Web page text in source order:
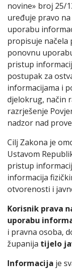
novine» broj 25/
uređuje pravo
uporabu
propisuje načela
ponovnu
pristup
postupak za
informacijama i
djelokrug, način
razrješenje
nadzor nad
Cilj Zakona je
Ustavom
pristup
informacija
otvorenosti i
Korisnik prava
uporabu
i pravna osoba,
županija tijelo
Informacija je